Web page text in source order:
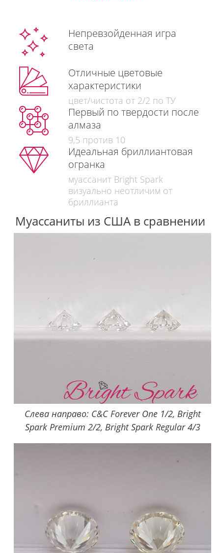
Непревзойденная игра
света
Отличные цветовые
характеристики
цвет/чистота от 2/2 по ТУ
Первый по твердости после
алмаза
9,5 против 10
Идеальная бриллиантовая
огранка
муассанит Bright Spark
визуально неотличим от
бриллианта
Муассаниты из США в сравнении
Слева направо: C&C Forever One 1/2, Bright
Spark Premium 2/2, Bright Spark Regular 4/3